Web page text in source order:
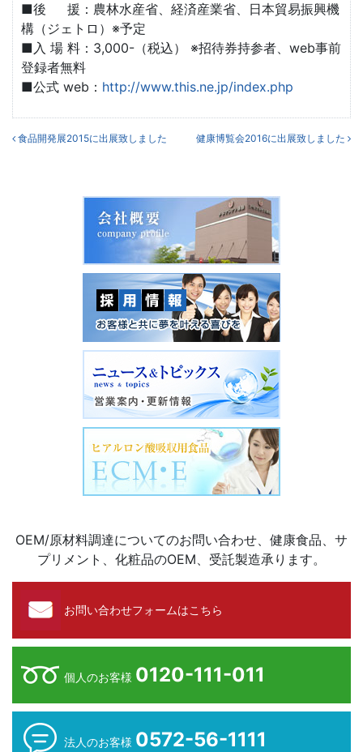
■後 援：農林水産省、経済産業省、日本貿易振興機
構（ジェトロ）※予定
■入 場 料：3,000-（税込） ※招待券持参者、web事前
登録者無料
■公式 web： http://www.this.ne.jp/index.php
投稿ナビゲーション
食品開発展2015に出展致しました 健康博覧会2016に出展致しました
OEM/原材料調達についてのお問い合わせ、健康食品、サ
プリメント、化粧品のOEM、受託製造承ります。
お問い合わせフォームはこちら
個人のお客様 0120-111-011
法人のお客様 0572-56-1111